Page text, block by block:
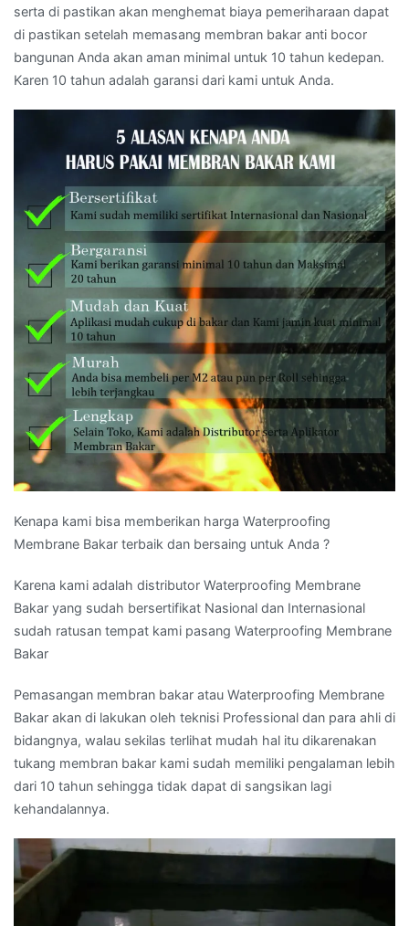
serta di pastikan akan menghemat biaya pemeriharaan dapat
di pastikan setelah memasang membran bakar anti bocor
bangunan Anda akan aman minimal untuk 10 tahun kedepan.
Karen 10 tahun adalah garansi dari kami untuk Anda.
Kenapa kami bisa memberikan harga Waterproofing
Membrane Bakar terbaik dan bersaing untuk Anda ?
Karena kami adalah distributor Waterproofing Membrane
Bakar yang sudah bersertifikat Nasional dan Internasional
sudah ratusan tempat kami pasang Waterproofing Membrane
Bakar
Pemasangan membran bakar atau Waterproofing Membrane
Bakar akan di lakukan oleh teknisi Professional dan para ahli di
bidangnya, walau sekilas terlihat mudah hal itu dikarenakan
tukang membran bakar kami sudah memiliki pengalaman lebih
dari 10 tahun sehingga tidak dapat di sangsikan lagi
kehandalannya.